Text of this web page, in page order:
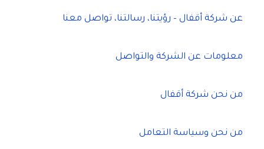
عن شركة أقفال – رؤيتنا، رسالتنا، تواصل معنا
معلومات عن الشركة والتواصل
من نحن شركة أقفال
من نحن وسياسة التعامل